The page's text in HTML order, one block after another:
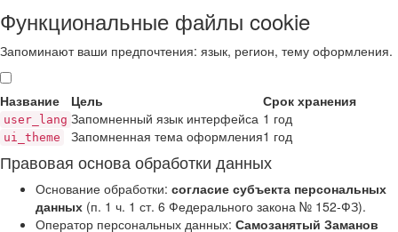
Функциональные файлы cookie
Запоминают ваши предпочтения: язык, регион, тему оформления.
Название Цель Срок хранения
user_lang Запомненный язык интерфейса 1 год
ui_theme Запомненная тема оформления1 год
Правовая основа обработки данных
Основание обработки: согласие субъекта персональных
данных (п. 1 ч. 1 ст. 6 Федерального закона № 152-ФЗ).
Оператор персональных данных: Самозанятый Заманов